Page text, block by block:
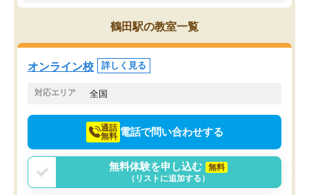
思っていました。何が今足りないのか
を的確に指導いただき、子どももびっ
くりするほど楽しんでやる気を持って
塾を受けています。狙い通り、少しず
つ成績も上がり、苦手意識も無くなっ
てきたので、さらに苦手な数学も追加
でお願いしました。来年の高校受験に
スト、多少お金がかかっ
鶴田駅の教室一覧
オンライン校 詳しく見る
対応エリア 全国
通話
無料 電話で問い合わせする
無料体験を申し込む
無料
（リストに追加する）